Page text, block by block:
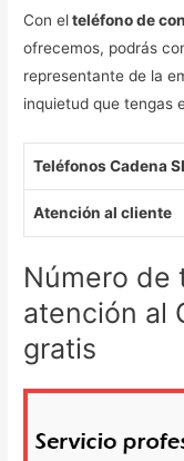
Con elteléfono de
ofrecemos, podrás
representante de la
inquietud que tengas
Teléfonos Cadena
Atención al cliente
Número de
atención al
gratis